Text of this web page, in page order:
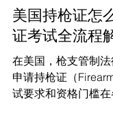
个人服务
美国持枪证怎
证考试全流程
在美国，枪支管制法